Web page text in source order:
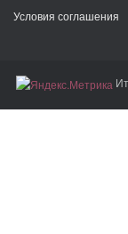
Условия соглашения